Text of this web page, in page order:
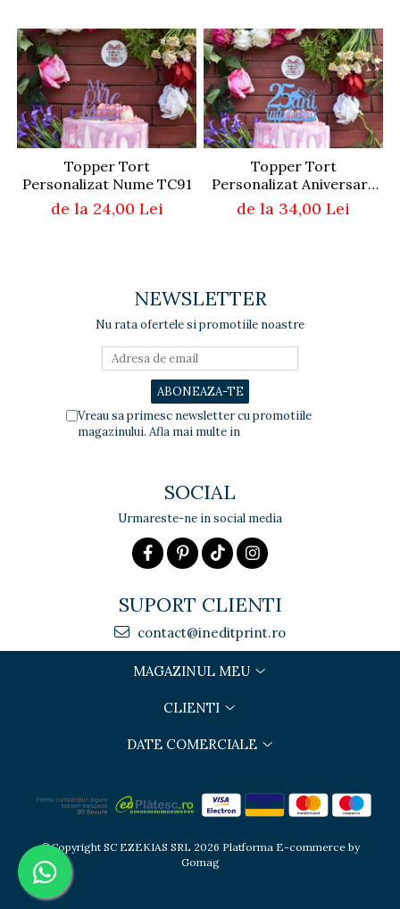
Topper Tort
Personalizat Nume TC91
de la 24,00 Lei
Topper Tort
Personalizat Aniversare
Cuplu TC103
de la 34,00 Lei
NEWSLETTER
Nu rata ofertele si promotiile noastre
Vreau sa primesc newsletter cu promotiile
magazinului. Afla mai multe in
SOCIAL
Urmareste-ne in social media
SUPORT CLIENTI
contact@ineditprint.ro
MAGAZINUL MEU
CLIENTI
DATE COMERCIALE
©Copyright SC EZEKIAS SRL 2026 Platforma E-commerce by
Gomag